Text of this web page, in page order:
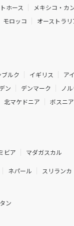
ホース
メキシコ・カ
モロッコ オーストラリ
ルク イギリス ア
ン デンマーク ノ
北マケドニア
ボスニ
ビア マダガスカル
ネパール スリランカ
ン